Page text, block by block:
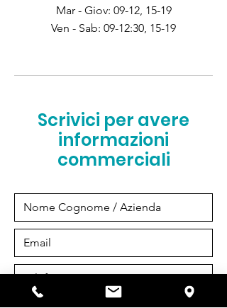
Scrivici per avere
informazioni
commerciali
Mar - Giov: 09-12, 15-19
Ven - Sab: 09-12:30, 15-19